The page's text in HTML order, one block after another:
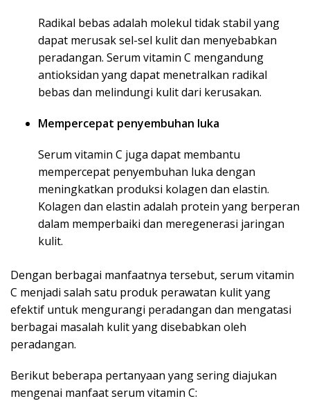
Radikal bebas adalah molekul tidak stabil yang
dapat merusak sel-sel kulit dan menyebabkan
peradangan. Serum vitamin C mengandung
antioksidan yang dapat menetralkan radikal
bebas dan melindungi kulit dari kerusakan.
Mempercepat penyembuhan luka
Serum vitamin C juga dapat membantu
mempercepat penyembuhan luka dengan
meningkatkan produksi kolagen dan elastin.
Kolagen dan elastin adalah protein yang berperan
dalam memperbaiki dan meregenerasi jaringan
kulit.
Dengan berbagai manfaatnya tersebut, serum vitamin
C menjadi salah satu produk perawatan kulit yang
efektif untuk mengurangi peradangan dan mengatasi
berbagai masalah kulit yang disebabkan oleh
peradangan.
Berikut beberapa pertanyaan yang sering diajukan
mengenai manfaat serum vitamin C: